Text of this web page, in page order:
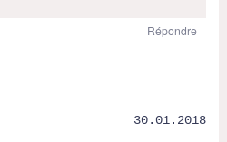
Répondre
30.01.2018